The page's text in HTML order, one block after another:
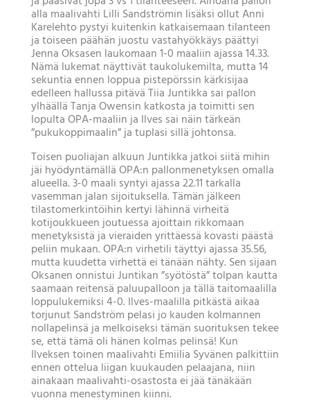
alla maalivahti Lilli Sandströmin lisäksi ollut Anni
Karelehto pystyi kuitenkin katkaisemaan tilanteen
ja toiseen päähän juostu vastahyökkäys päättyi
Jenna Oksasen laukomaan 1-0 maaliin ajassa 14.33.
Nämä lukemat näyttivät taukolukemilta, mutta 14
sekuntia ennen loppua pistepörssin kärkisijaa
edelleen hallussa pitävä Tiia Juntikka sai pallon
ylhäällä Tanja Owensin katkosta ja toimitti sen
lopulta OPA-maaliin ja Ilves sai näin tärkeän
”pukukoppimaalin” ja tuplasi sillä johtonsa.
Toisen puoliajan alkuun Juntikka jatkoi siitä mihin
jäi hyödyntämällä OPA:n pallonmenetyksen omalla
alueella. 3-0 maali syntyi ajassa 22.11 tarkalla
vasemman jalan sijoituksella. Tämän jälkeen
tilastomerkintöihin kertyi lähinnä virheitä
kotijoukkueen joutuessa ajoittain rikkomaan
menetyksistä ja vieraiden yrittäessä kovasti päästä
peliin mukaan. OPA:n virhetili täyttyi ajassa 35.56,
mutta kuudetta virhettä ei tänään nähty. Sen sijaan
Oksanen onnistui Juntikan ”syötöstä” tolpan kautta
saamaan reitensä paluupalloon ja tällä taitomaalilla
loppulukemiksi 4-0. Ilves-maalilla pitkästä aikaa
torjunut Sandström pelasi jo kauden kolmannen
nollapelinsä ja melkoiseksi tämän suorituksen tekee
se, että tämä oli hänen kolmas pelinsä! Kun
Ilveksen toinen maalivahti Emiilia Syvänen palkittiin
ennen ottelua liigan kuukauden pelaajana, niin
ainakaan maalivahti-osastosta ei jää tänäkään
vuonna menestyminen kiinni.